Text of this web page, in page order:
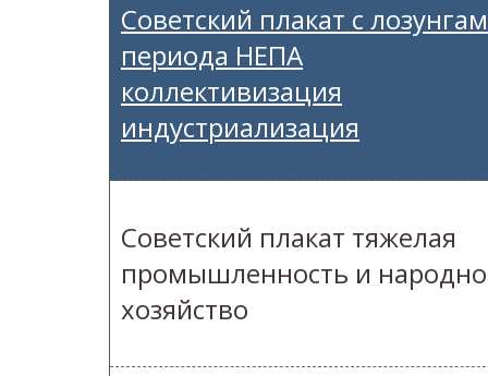
Советский плакат с
периода НЕПА
коллективизация
индустриализация
Советский плакат тяжелая
промышленность и
хозяйство